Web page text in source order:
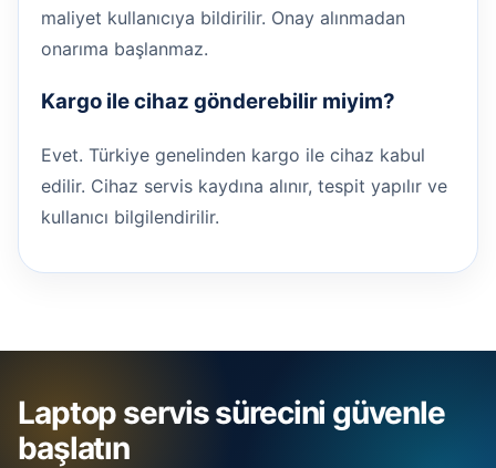
maliyet kullanıcıya bildirilir. Onay alınmadan
onarıma başlanmaz.
Kargo ile cihaz gönderebilir miyim?
Evet. Türkiye genelinden kargo ile cihaz kabul
edilir. Cihaz servis kaydına alınır, tespit yapılır ve
kullanıcı bilgilendirilir.
Laptop servis sürecini güvenle
başlatın